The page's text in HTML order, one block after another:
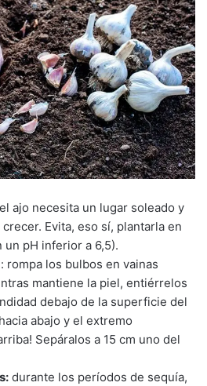
el ajo necesita un lugar soleado y
Evita, eso sí, plantarla en
un pH inferior a 6,5).
: rompa los bulbos en vainas
mantiene la piel, entiérrelos
debajo de la superficie del
abajo y el extremo
Sepáralos a 15 cm uno del
durante los períodos de sequía,